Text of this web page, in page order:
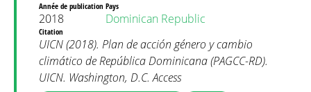
Année de publication
2018
Pays
Dominican Republic
Citation
UICN (2018). Plan de acción género y cambio
climático de República Dominicana (PAGCC-RD).
UICN. Washington, D.C. Access